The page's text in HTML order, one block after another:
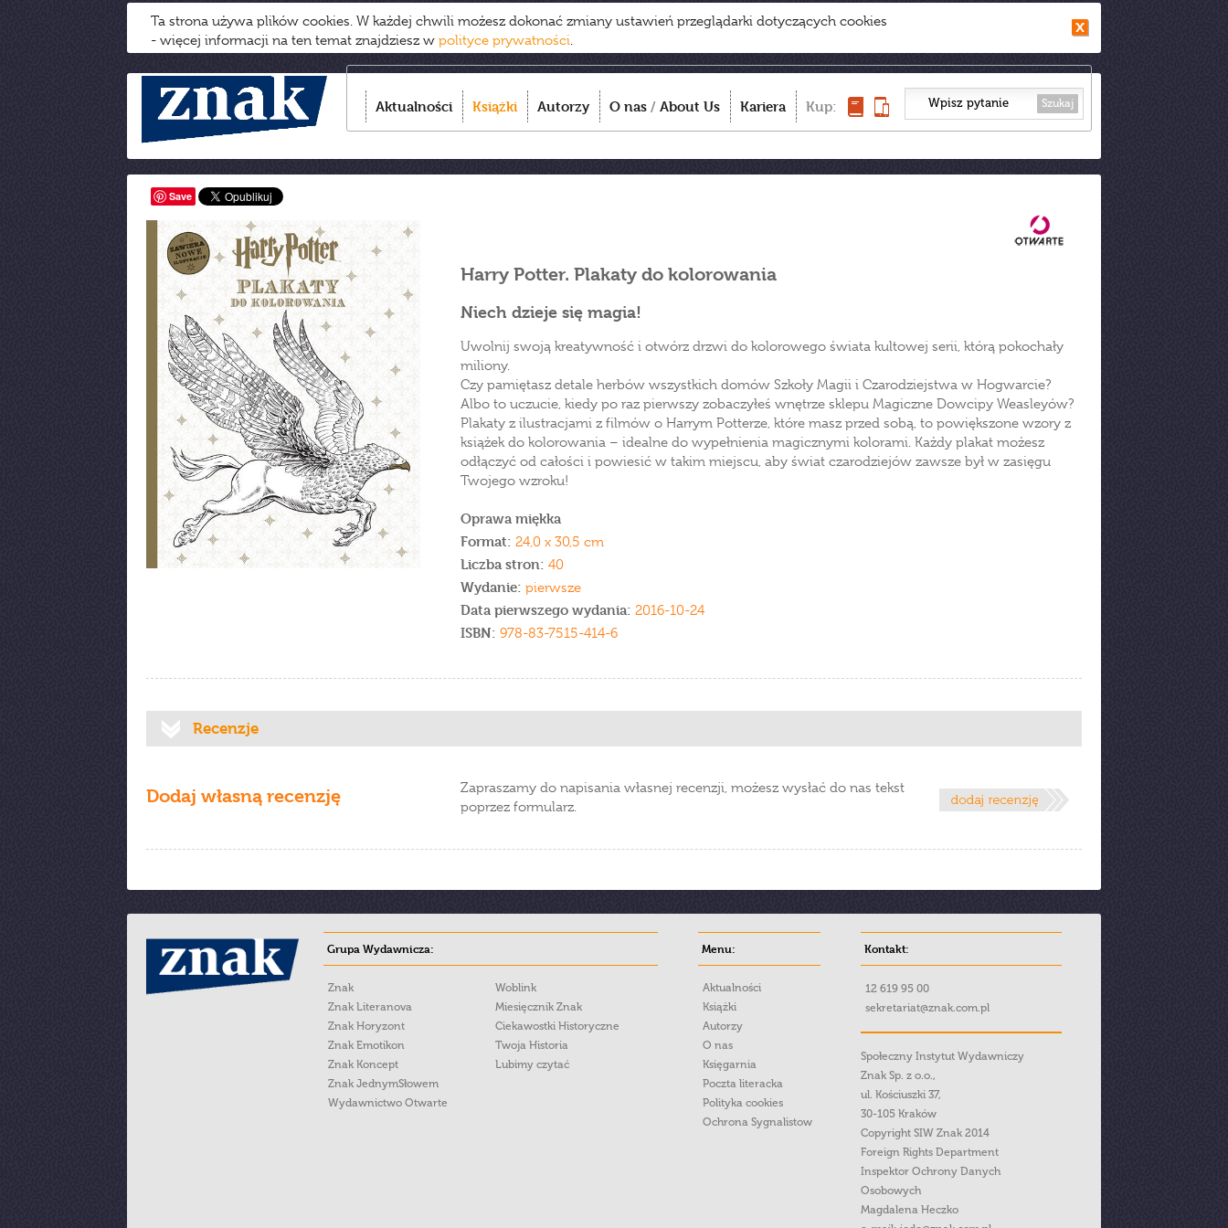
Ta strona używa plików cookies. W każdej chwili możesz dokonać zmiany ustawień przeglądarki dotyczących cookies
- więcej informacji na ten temat znajdziesz w polityce prywatności.
Aktualności Książki Autorzy O nas / About Us Kariera Kup: Szukaj
Save
Harry Potter. Plakaty do kolorowania
Niech dzieje się magia!
Uwolnij swoją kreatywność i otwórz drzwi do kolorowego świata kultowej serii, którą pokochały
miliony.
Czy pamiętasz detale herbów wszystkich domów Szkoły Magii i Czarodziejstwa w Hogwarcie?
Albo to uczucie, kiedy po raz pierwszy zobaczyłeś wnętrze sklepu Magiczne Dowcipy Weasleyów?
Plakaty z ilustracjami z filmów o Harrym Potterze, które masz przed sobą, to powiększone wzory z
książek do kolorowania – idealne do wypełnienia magicznymi kolorami. Każdy plakat możesz
odłączyć od całości i powiesić w takim miejscu, aby świat czarodziejów zawsze był w zasięgu
Twojego wzroku!
Oprawa miękka
Format: 24,0 x 30,5 cm
Liczba stron: 40
Wydanie: pierwsze
Data pierwszego wydania: 2016-10-24
ISBN: 978-83-7515-414-6
Recenzje
Dodaj własną recenzję
Zapraszamy do napisania własnej recenzji, możesz wysłać do nas tekst
poprzez formularz.
Grupa Wydawnicza:
Znak
Znak Literanova
Znak Horyzont
Znak Emotikon
Znak Koncept
Znak JednymSłowem
Wydawnictwo Otwarte
Woblink
Miesięcznik Znak
Ciekawostki Historyczne
Twoja Historia
Lubimy czytać
Menu:
Aktualności
Książki
Autorzy
O nas
Księgarnia
Poczta literacka
Polityka cookies
Ochrona Sygnalistow
Kontakt:
12 619 95 00
sekretariat@znak.com.pl
Społeczny Instytut Wydawniczy
Znak Sp. z o.o.,
ul. Kościuszki 37,
30-105 Kraków
Copyright SIW Znak 2014
Foreign Rights Department
Inspektor Ochrony Danych
Osobowych
Magdalena Heczko